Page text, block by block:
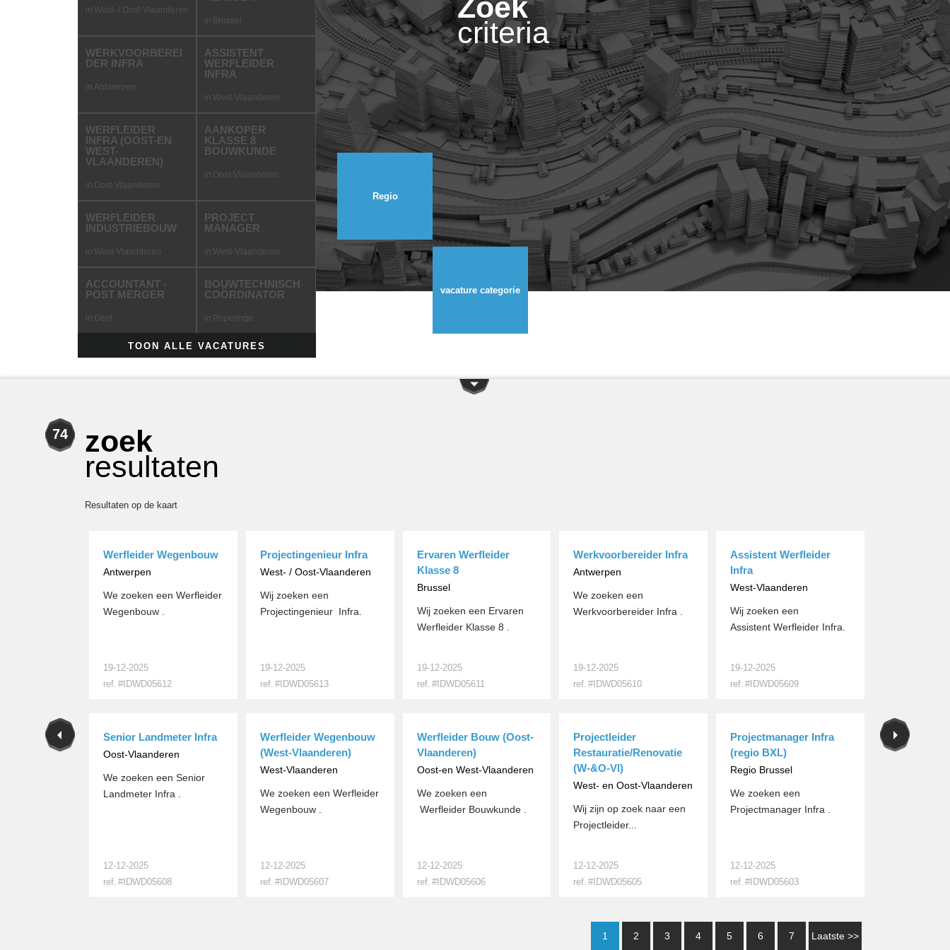
in West- / Oost-Vlaanderen
in Brussel
WERKVOORBEREI
DER INFRA
in Antwerpen
ASSISTENT
WERFLEIDER
INFRA
in West-Vlaanderen
WERFLEIDER
INFRA (OOST-EN
WEST-
VLAANDEREN)
in Oost-Vlaanderen
AANKOPER
KLASSE 8
BOUWKUNDE
in Oost-Vlaanderen
WERFLEIDER
INDUSTRIEBOUW
in West-Vlaanderen
PROJECT
MANAGER
in West-Vlaanderen
ACCOUNTANT -
POST MERGER
in Gent
BOUWTECHNISCH
COÖRDINATOR
in Poperinge
TOON ALLE VACATURES
INLOGGEN
Regio
vacature categorie
Zoek
criteria
zoek
resultaten
74
Resultaten op de kaart
Werfleider Wegenbouw
Antwerpen
We zoeken een Werfleider
Wegenbouw .
19-12-2025
ref. #IDWD05612
Projectingenieur Infra
West- / Oost-Vlaanderen
Wij zoeken een
Projectingenieur Infra.
19-12-2025
ref. #IDWD05613
Ervaren Werfleider
Klasse 8
Brussel
Wij zoeken een Ervaren
Werfleider Klasse 8 .
19-12-2025
ref. #IDWD05611
Werkvoorbereider Infra
Antwerpen
We zoeken een
Werkvoorbereider Infra .
19-12-2025
ref. #IDWD05610
Assistent Werfleider
Infra
West-Vlaanderen
Wij zoeken een
Assistent Werfleider Infra.
19-12-2025
ref. #IDWD05609
Senior Landmeter Infra
Oost-Vlaanderen
We zoeken een Senior
Landmeter Infra .
12-12-2025
ref. #IDWD05608
Werfleider Wegenbouw
(West-Vlaanderen)
West-Vlaanderen
We zoeken een Werfleider
Wegenbouw .
12-12-2025
ref. #IDWD05607
Werfleider Bouw (Oost-
Vlaanderen)
Oost-en West-Vlaanderen
We zoeken een
Werfleider Bouwkunde .
12-12-2025
ref. #IDWD05606
Projectleider
Restauratie/Renovatie
(W-&O-Vl)
West- en Oost-Vlaanderen
Wij zijn op zoek naar een
Projectleider...
12-12-2025
ref. #IDWD05605
Projectmanager Infra
(regio BXL)
Regio Brussel
We zoeken een
Projectmanager Infra .
12-12-2025
ref. #IDWD05603
1 2 3 4 5 6 7 Laatste >>